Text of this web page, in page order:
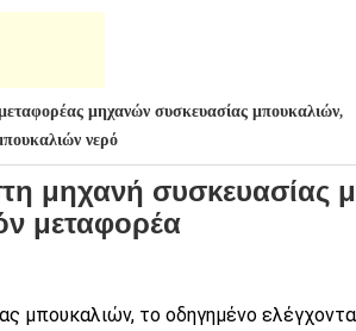
μηχανών συσκευασίας μπουκαλιών,
νερό
μηχανή συσκευασίας
μεταφορέα
μπουκαλιών, το οδηγημένο